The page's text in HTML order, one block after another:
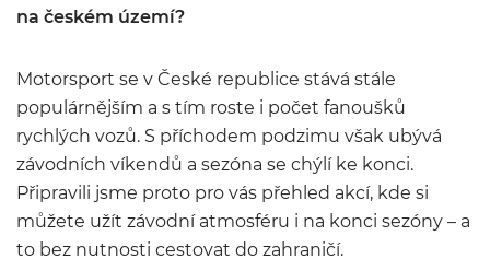
na českém území?
Motorsport se v České republice stává stále
populárnějším a s tím roste i počet fanoušků
rychlých vozů. S příchodem podzimu však ubývá
závodních víkendů a sezóna se chýlí ke konci.
Připravili jsme proto pro vás přehled akcí, kde si
můžete užít závodní atmosféru i na konci sezóny – a
to bez nutnosti cestovat do zahraničí.